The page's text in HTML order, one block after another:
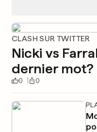
CLASH SUR TWITTER
Nicki vs
dernier mot?
0 0